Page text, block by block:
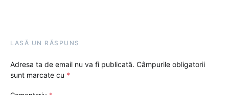
LASĂ UN RĂSPUNS
Adresa ta de email nu va fi publicată. Câmpurile obligatorii
sunt marcate cu *